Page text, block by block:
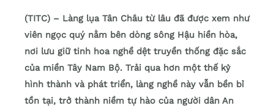
(TITC) – Làng lụa Tân Châu từ lâu đã được xem như
viên ngọc quý nằm bên dòng sông Hậu hiền hòa,
nơi lưu giữ tinh hoa nghề dệt truyền thống đặc sắc
của miền Tây Nam Bộ. Trải qua hơn một thế kỷ
hình thành và phát triển, làng nghề này vẫn bền bỉ
tồn tại, trở thành niềm tự hào của người dân An